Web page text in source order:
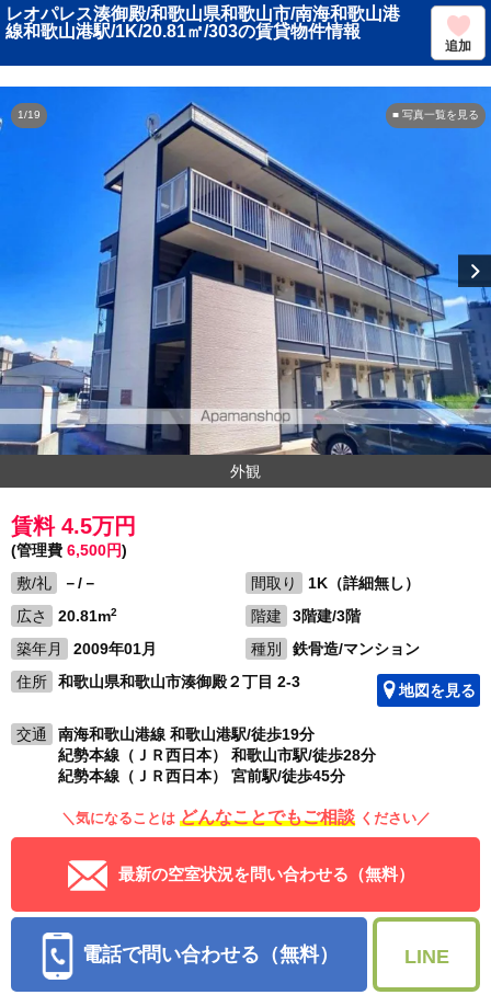
レオパレス湊御殿/和歌山県和歌山市/南海和歌山港
線和歌山港駅/1K/20.81㎡/303の賃貸物件情報
追加
■ 写真一覧を見る
1/19
外観
賃料 4.5万円
(管理費 6,500円)
敷/礼
－/－ 間取り
1K（詳細無し）
広さ
20.81m2 階建
3階建/3階
築年月
2009年01月 種別
鉄骨造/マンション
住所
和歌山県和歌山市湊御殿２丁目 2-3 地図を見る
交通
南海和歌山港線 和歌山港駅/徒歩19分
紀勢本線（ＪＲ西日本） 和歌山市駅/徒歩28分
紀勢本線（ＪＲ西日本） 宮前駅/徒歩45分
＼気になることは どんなことでもご相談 ください／
最新の空室状況を問い合わせる（無料）
電話で問い合わせる（無料） LINE